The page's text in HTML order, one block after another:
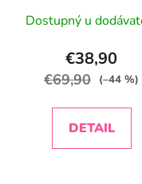
Dostupný u
€38,90
€69,90 (–44 %)
DETAIL